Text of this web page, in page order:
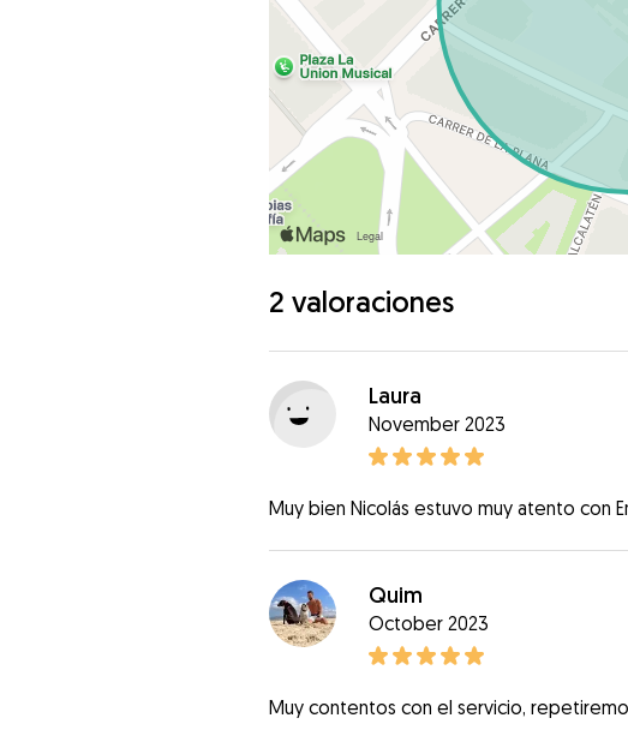
2 valoraciones
Laura
November 2023
Muy bien Nicolás estuvo muy atento con
Quim
October 2023
Muy contentos con el servicio,